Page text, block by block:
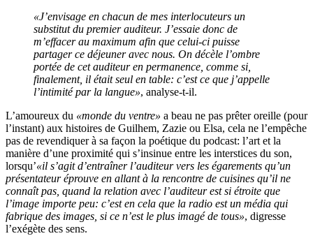
«J’envisage en chacun de mes interlocuteurs un
substitut du premier auditeur. J’essaie donc de
m’effacer au maximum afin que celui-ci puisse
partager ce déjeuner avec nous. On décèle l’ombre
portée de cet auditeur en permanence, comme si,
finalement, il était seul en table: c’est ce que j’appelle
l’intimité par la langue», analyse-t-il.
L’amoureux du «monde du ventre» a beau ne pas prêter oreille (pour
l’instant) aux histoires de Guilhem, Zazie ou Elsa, cela ne l’empêche
pas de revendiquer à sa façon la poétique du podcast: l’art et la
manière d’une proximité qui s’insinue entre les interstices du son,
lorsqu’«il s’agit d’entraîner l’auditeur vers les égarements qu’un
présentateur éprouve en allant à la rencontre de cuisines qu’il ne
connaît pas, quand la relation avec l’auditeur est si étroite que
l’image importe peu: c’est en cela que la radio est un média qui
fabrique des images, si ce n’est le plus imagé de tous», digresse
l’exégète des sens.